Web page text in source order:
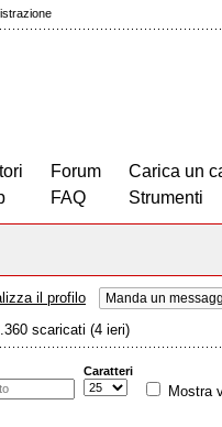
Forum
FAQ
Carica un
Strumenti
il profilo Manda un
scaricati (4 ieri)
Caratteri
Mostra